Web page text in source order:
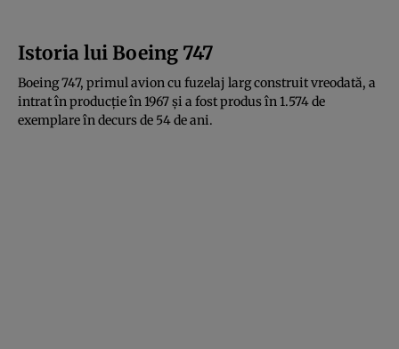
Istoria lui Boeing 747
Boeing 747, primul avion cu fuzelaj larg construit vreodată, a
intrat în producție în 1967 și a fost produs în 1.574 de
exemplare în decurs de 54 de ani.